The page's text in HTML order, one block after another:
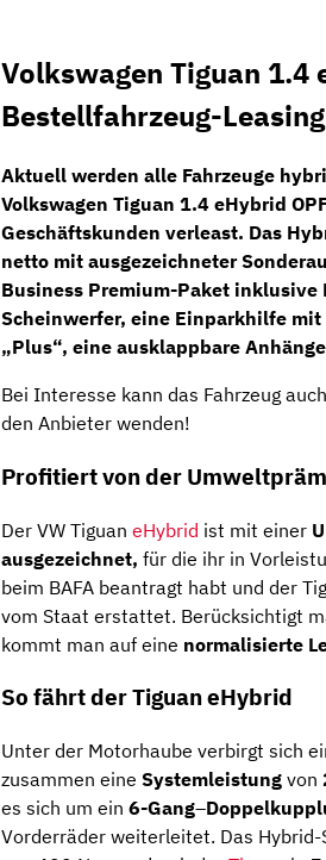
Volkswagen Tiguan 1.4
Bestellfahrzeug-
Aktuell werden alle Fahrzeuge
Volkswagen Tiguan 1.4 eHybrid
Geschäftskunden verleast. Das
netto mit ausgezeichneter
Business Premium-Paket inklusive
Scheinwerfer, eine Einparkhilfe mit
„Plus“, eine ausklappbare
Bei Interesse kann das Fahrzeug
den Anbieter wenden!
Profitiert von der
Der VW Tiguan eHybrid ist mit einer
ausgezeichnet, für die ihr in
beim BAFA beantragt habt und der
vom Staat erstattet. Berücksichtigt
kommt man auf eine normalisierte
So fährt der Tiguan eHybrid
Unter der Motorhaube verbirgt sich
zusammen eine Systemleistung von
es sich um ein 6-Gang–
Vorderräder weiterleitet. Das